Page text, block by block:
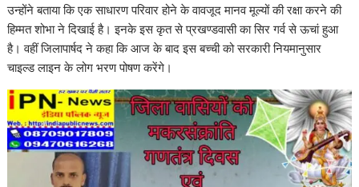
उन्होंने बताया कि एक साधारण परिवार होने के वावजूद मानव मूल्यों की रक्षा करने की
हिम्मत शोभा ने दिखाई है। इनके इस कृत से प्रखण्डवासी का सिर गर्व से ऊचां हुआ
है। वहीं जिलापार्षद ने कहा कि आज के बाद इस बच्ची को सरकारी नियमानुसार
चाइल्ड लाइन के लोग भरण पोषण करेंगे।